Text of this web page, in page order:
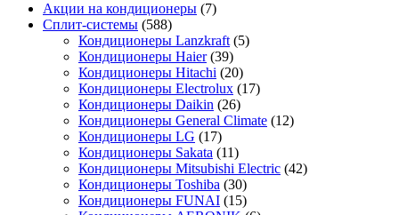
Акции на кондиционеры (7)
Сплит-системы (588)
Кондиционеры Lanzkraft (5)
Кондиционеры Haier (39)
Кондиционеры Hitachi (20)
Кондиционеры Electrolux (17)
Кондиционеры Daikin (26)
Кондиционеры General Climate (12)
Кондиционеры LG (17)
Кондиционеры Sakata (11)
Кондиционеры Mitsubishi Electric (42)
Кондиционеры Toshiba (30)
Кондиционеры FUNAI (15)